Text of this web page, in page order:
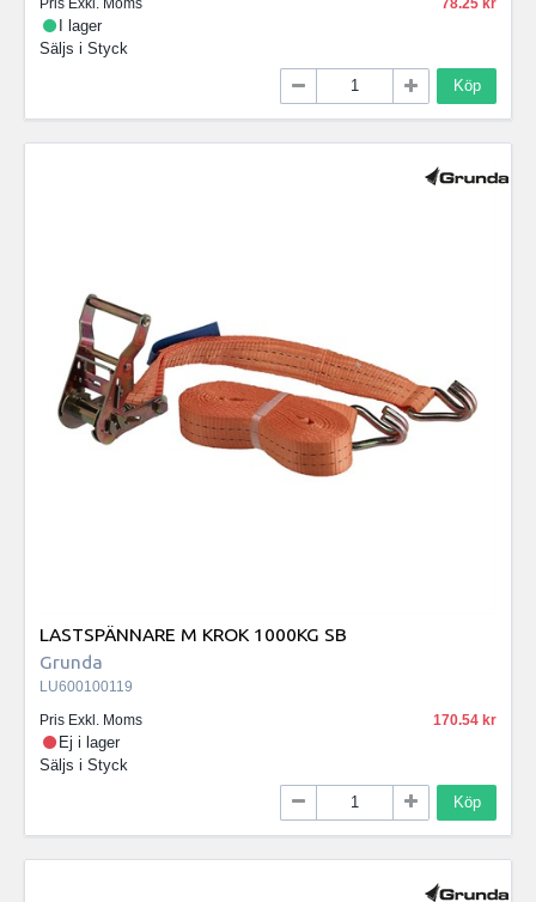
Pris Exkl. Moms 78.25
I lager
Säljs i Styck
Köp
LASTSPÄNNARE M KROK 1000KG SB
Grunda
LU600100119
Pris Exkl. Moms
170.54
Ej i lager
Säljs i Styck
Köp